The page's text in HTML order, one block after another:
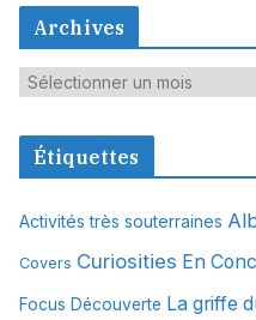
Archives
A
c
v
e
Étiquettes
Activités très souterraines
Covers Curiosities En
Focus Découverte La griffe